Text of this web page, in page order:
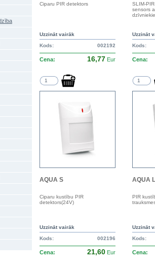
Ciparu PIR detektors
Uzzināt vairāk
Kods:
002192
Cena: 16,77 Eur
SLIM-
sensors
Uzzināt
Kods:
Cena:
AQUA S
Ciparu kustību PIR
detektors(24V)
Uzzināt vairāk
Kods:
002196
Cena: 21,60 Eur
AQUA
PIR
Uzzināt
Kods:
Cena: